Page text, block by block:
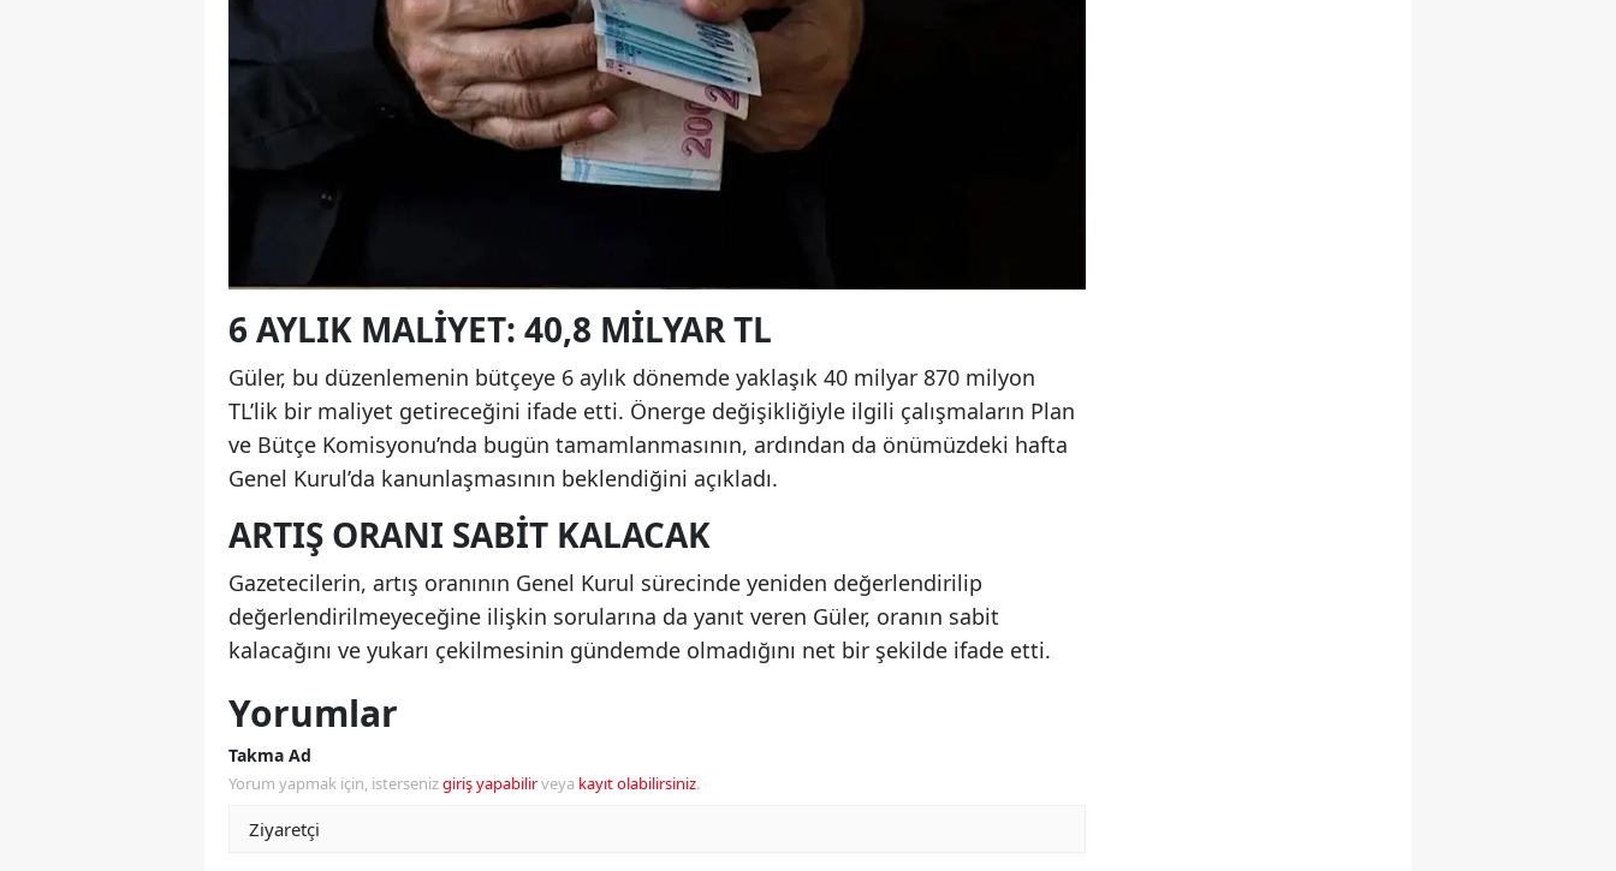
6 AYLIK MALIYET: 40,8 MILYAR TL
Güler, bu düzenlemenin bütçeye 6 aylık dönemde yaklaşık 40 milyar 870 milyon
TL’lik bir maliyet getireceğini ifade etti. Önerge değişikliğiyle ilgili çalışmaların Plan
ve Bütçe Komisyonu’nda bugün tamamlanmasının, ardından da önümüzdeki hafta
Genel Kurul’da kanunlaşmasının beklendiğini açıkladı.
ARTIŞ ORANI SABIT KALACAK
Gazetecilerin, artış oranının Genel Kurul sürecinde yeniden değerlendirilip
değerlendirilmeyeceğine ilişkin sorularına da yanıt veren Güler, oranın sabit
kalacağını ve yukarı çekilmesinin gündemde olmadığını net bir şekilde ifade etti.
Yorumlar
Takma Ad
Yorum yapmak için, istersenizgiriş yapabilirveya kayıt olabilirsiniz.